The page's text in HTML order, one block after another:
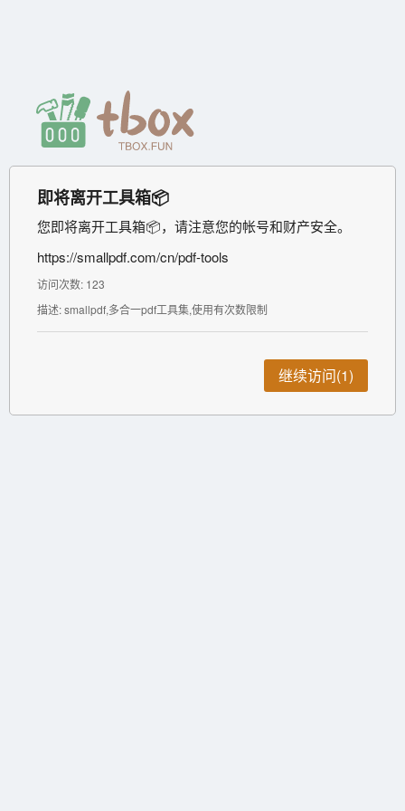
即将离开工具箱📦
您即将离开工具箱📦，请注意您的帐号和财产安全。
https://smallpdf.com/cn/pdf-tools
访问次数: 123
描述: smallpdf,多合一pdf工具集,使用有次数限制
继续访问(1)